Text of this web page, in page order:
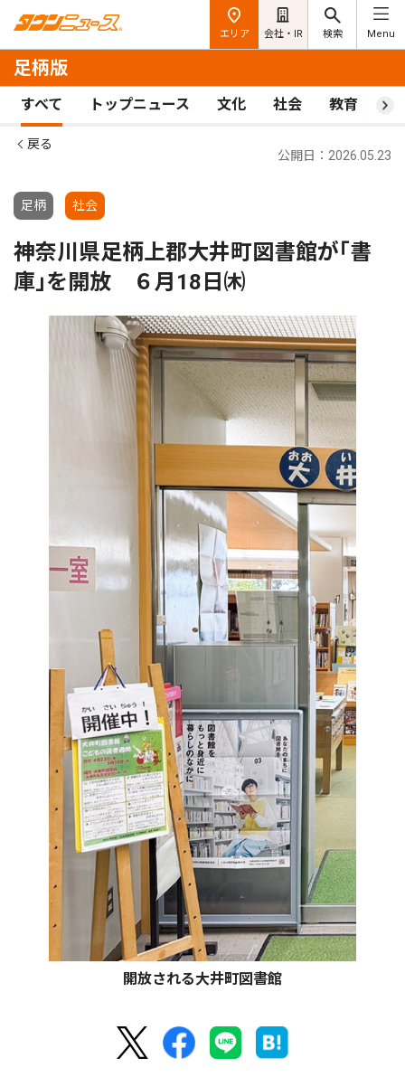
エリア 会社・IR 検索 Menu
足柄版
すべて トップニュース 文化 社会 教育 ス
戻る
足柄 社会
公開日：2026.05.23
神奈川県足柄上郡大井町図書館が｢書
庫｣を開放 ６月18日㈭
開放される大井町図書館